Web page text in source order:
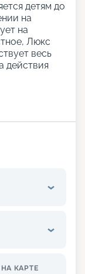
детям до
на
на
Люкс
весь
действия
КАРТЕ